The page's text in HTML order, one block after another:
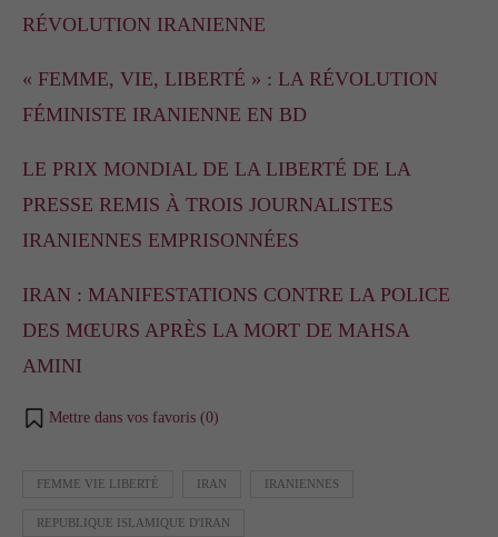
RÉVOLUTION IRANIENNE
« FEMME, VIE, LIBERTÉ » : LA RÉVOLUTION
FÉMINISTE IRANIENNE EN BD
LE PRIX MONDIAL DE LA LIBERTÉ DE LA
PRESSE REMIS À TROIS JOURNALISTES
IRANIENNES EMPRISONNÉES
IRAN : MANIFESTATIONS CONTRE LA POLICE
DES MŒURS APRÈS LA MORT DE MAHSA
AMINI
Mettre dans vos favoris (0)
FEMME VIE LIBERTÉ IRAN IRANIENNES
REPUBLIQUE ISLAMIQUE D'IRAN